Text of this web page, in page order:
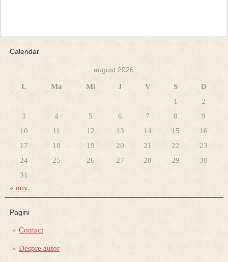
Calendar
august 2026
L Ma Mi J V S
D
1
2
3
4 5 6 7 8
9
10
11 12 13 14 15
16
17
18 19 20 21 22
23
24
25 26 27 28 29
30
31
« nov.
Pagini
Contact
Despre autor